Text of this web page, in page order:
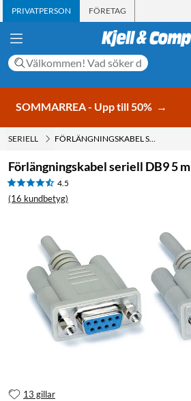
PRIVATPERSON FÖRETAG
SOMMARREA - Upp till 50% →
SERIELL FÖRLÄNGNINGSKABEL SERIELL DB9 5 M
Förlängningskabel seriell DB9 5 m
4.5
(16 kundbetyg)
13 gillar